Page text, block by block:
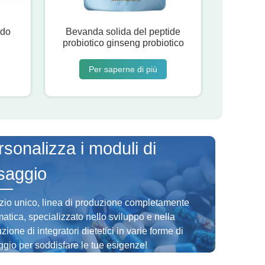
Bevanda solida del peptide
probiotico ginseng probiotico
Per saperne di più
i moduli di
unico, linea di produzione completamente
specializzato nello sviluppo e nella
di integratori dietetici in varie forme di
per soddisfare le tue esigenze!